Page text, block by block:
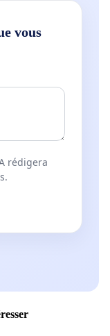
vous
rédigera